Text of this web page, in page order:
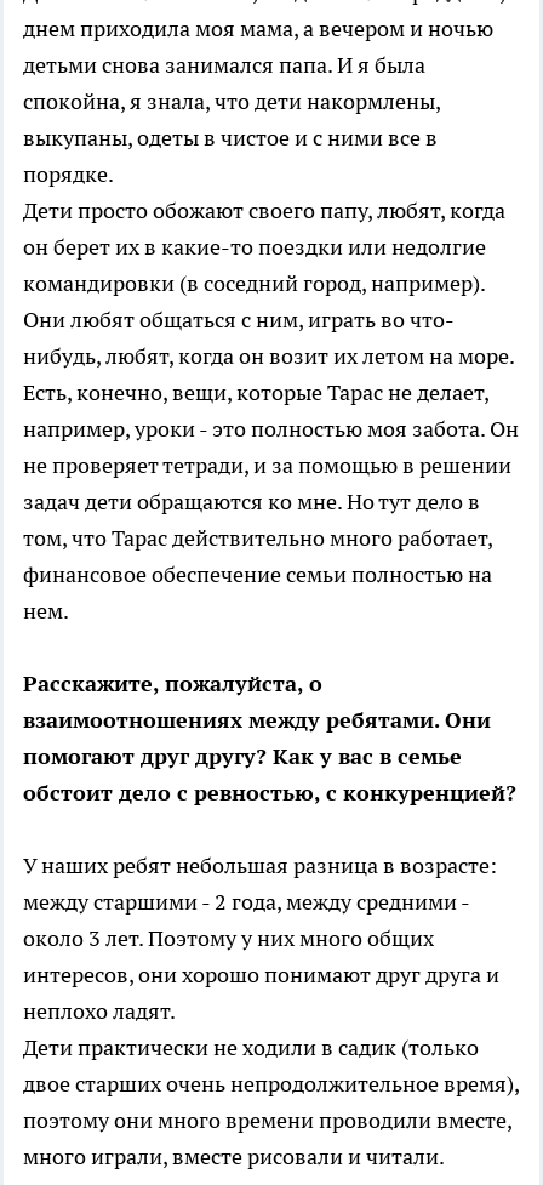
днем приходила моя мама, а вечером и ночью
детьми снова занимался папа. И я была
спокойна, я знала, что дети накормлены,
выкупаны, одеты в чистое и с ними все в
порядке.
Дети просто обожают своего папу, любят, когда
он берет их в какие-то поездки или недолгие
командировки (в соседний город, например).
Они любят общаться с ним, играть во что-
нибудь, любят, когда он возит их летом на море.
Есть, конечно, вещи, которые Тарас не делает,
например, уроки - это полностью моя забота. Он
не проверяет тетради, и за помощью в решении
задач дети обращаются ко мне. Но тут дело в
том, что Тарас действительно много работает,
финансовое обеспечение семьи полностью на
нем.
Расскажите, пожалуйста, о
взаимоотношениях между ребятами. Они
помогают друг другу? Как у вас в семье
обстоит дело с ревностью, с конкуренцией?
У наших ребят небольшая разница в возрасте:
между старшими - 2 года, между средними -
около 3 лет. Поэтому у них много общих
интересов, они хорошо понимают друг друга и
неплохо ладят.
Дети практически не ходили в садик (только
двое старших очень непродолжительное время),
поэтому они много времени проводили вместе,
много играли, вместе рисовали и читали.